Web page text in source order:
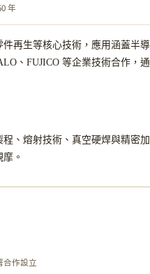
年
件再生等核心技術，應用涵蓋半
、FUJICO 等企業技術合作，
、熔射技術、真空硬焊與精密
。
作設立